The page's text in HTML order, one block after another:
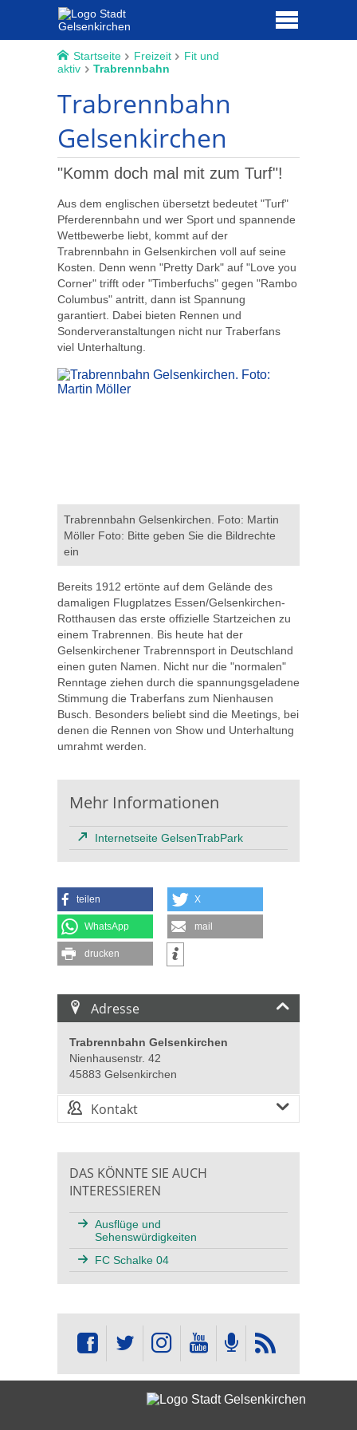
Startseite Freizeit
Fit und
aktiv
Trabrennbahn
Trabrennbahn
Gelsenkirchen
"Komm doch mal mit zum Turf"!
Aus dem englischen übersetzt bedeutet "Turf"
Pferderennbahn und wer Sport und spannende
Wettbewerbe liebt, kommt auf der
Trabrennbahn in Gelsenkirchen voll auf seine
Kosten. Denn wenn "Pretty Dark" auf "Love you
Corner" trifft oder "Timberfuchs" gegen "Rambo
Columbus" antritt, dann ist Spannung
garantiert. Dabei bieten Rennen und
Sonderveranstaltungen nicht nur Traberfans
viel Unterhaltung.
Trabrennbahn Gelsenkirchen. Foto: Martin
Möller Foto: Bitte geben Sie die Bildrechte
ein
Bereits 1912 ertönte auf dem Gelände des
damaligen Flugplatzes Essen/Gelsenkirchen-
Rotthausen das erste offizielle Startzeichen zu
einem Trabrennen. Bis heute hat der
Gelsenkirchener Trabrennsport in Deutschland
einen guten Namen. Nicht nur die "normalen"
Renntage ziehen durch die spannungsgeladene
Stimmung die Traberfans zum Nienhausen
Busch. Besonders beliebt sind die Meetings, bei
denen die Rennen von Show und Unterhaltung
umrahmt werden.
Mehr Informationen
Internetseite GelsenTrabPark
teilen X
WhatsApp mail
drucken
Adresse
Trabrennbahn Gelsenkirchen
Nienhausenstr. 42
45883 Gelsenkirchen
Kontakt
DAS KÖNNTE SIE AUCH
INTERESSIEREN
Ausflüge und
Sehenswürdigkeiten
FC Schalke 04